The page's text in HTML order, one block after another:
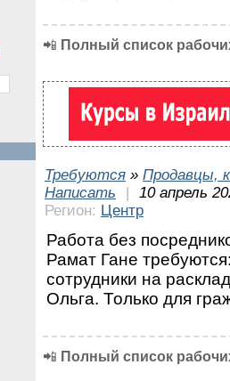
📲 Полный список
Требуются » Продавцы,
Написать
|
10 апрель
Регион: Центр
Работа без
Рамат Гане
сотрудники на
Ольга. Только для
📲 Полный список